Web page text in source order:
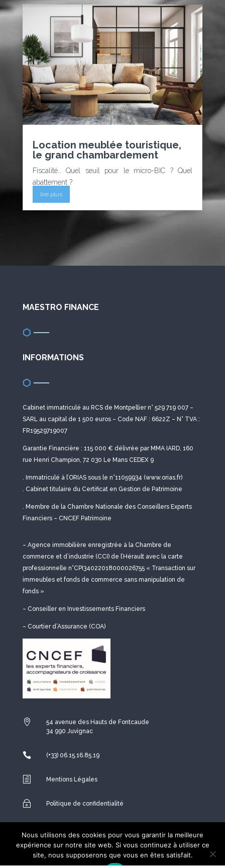
Location meublée touristique,
le grand chambardement
Fiscalité… Quel seuil pour le micro-BIC ? Quel
abattement ?
lire plus
MAESTRO FINANCE
INFORMATIONS
Cabinet immatriculé au RCS de Montpellier n° 529 719 007 –
SARL au capital de 1 500 euros – Code NAF : 6622Z – N° TVA :
FR19529719007
Garantie Financière : 115 000 € délivrée par MMA IARD, 160
rue Henri Champion, 72 030 Le Mans CEDEX 9
. Immatriculé à l’ORIAS sous le n°11059934 (www.orias.fr)
. Cabinet titulaire du Certificat en Gestion de Patrimoine
. Membre de la Chambre Nationale des Conseillers Experts
Financiers – CNCEF Patrimoine
– Agence immobilière enregistrée à la Chambre de
commerce et d’industrie (CCI) de l’Hérault avec la carte
professionnelle n°CPI34022018000026755 « Transaction sur
immeubles et fonds de commerce sans manipulation de
fonds »
– Conseiller en Investissements Financiers
– Courtier d’Assurance (COA)

54 avenue des Hauts de Fontcaude
34 990 Juvignac
 (+33) 06.15.16.85.19
h Mentions Légales
~ Politique de confidentialité
Copyright ©2026Network and Web– Tout droit réservés
Nous utilisons des cookies pour vous garantir la meilleure
expérience sur notre site web. Si vous continuez à utiliser ce
site, nous supposerons que vous en êtes satisfait.